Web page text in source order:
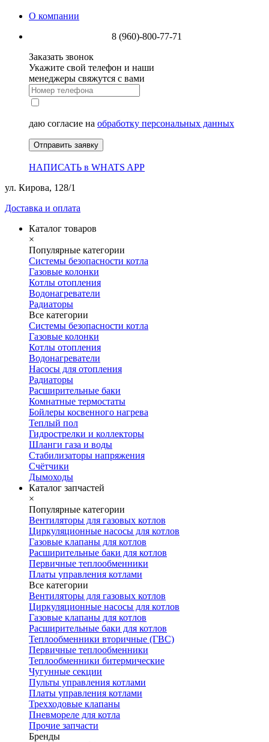
О компании
8 (960)-800-77-71
Заказать звонок
Укажите свой телефон и наши
менеджеры свяжутся с вами
даю согласие на обработку персональных данных
Отправить заявку
НАПИСАТЬ в WHATS APP
ул. Кирова, 128/1
Доставка и оплата
Каталог товаров
×
Популярные категории
Системы безопасности котла
Газовые колонки
Котлы отопления
Водонагреватели
Радиаторы
Все категории
Системы безопасности котла
Газовые колонки
Котлы отопления
Водонагреватели
Насосы для отопления
Радиаторы
Расширительные баки
Комнатные термостаты
Бойлеры косвенного нагрева
Теплый пол
Гидрострелки и коллекторы
Шланги газа и воды
Стабилизаторы напряжения
Счётчики
Дымоходы
Каталог запчастей
×
Популярные категории
Вентиляторы для газовых котлов
Циркуляционные насосы для котлов
Газовые клапаны для котлов
Расширительные баки для котлов
Первичные теплообменники
Платы управления котлами
Все категории
Вентиляторы для газовых котлов
Циркуляционные насосы для котлов
Газовые клапаны для котлов
Расширительные баки для котлов
Теплообменники вторичные (ГВС)
Первичные теплообменники
Теплообменники битермические
Чугунные секции
Пульты управления котлами
Платы управления котлами
Трехходовые клапаны
Пневмореле для котла
Прочие запчасти
Бренды